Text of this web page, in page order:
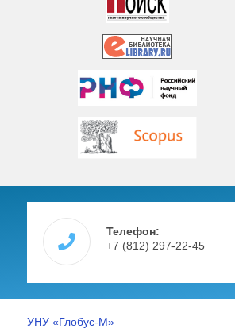
Телефон:
+7 (812) 297-22-45
УНУ «Глобус-М»